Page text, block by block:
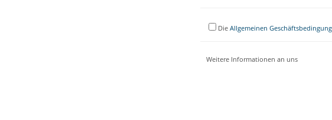
DieAllgemeinen
Weitere Informationen an uns